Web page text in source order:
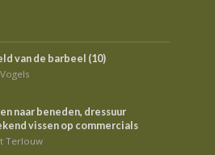
van de barbeel (10)
naar beneden, dressuur
vissen op commercials
Terlouw